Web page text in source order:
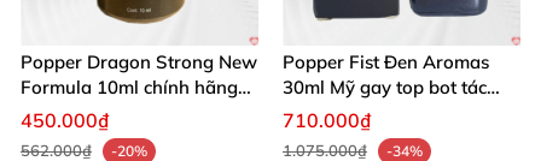
Popper Dragon Strong New
Formula 10ml chính hãng
Mỹ dành cho Top Bot
450.000₫
562.000₫
-20%
Popper Fist Đen Aromas
30ml Mỹ gay top bot tác
dụng mạnh
710.000₫
1.075.000₫
-34%